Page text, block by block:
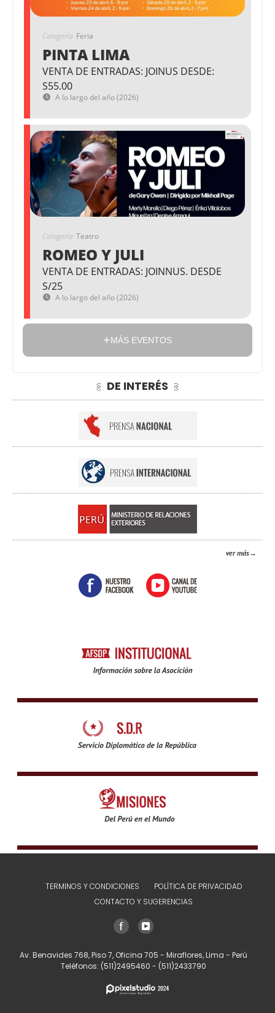
Categoría Feria
PINTA LIMA
VENTA DE ENTRADAS: JOINUS DESDE:
S55.00
A lo largo del año (2026)
Categoría Teatro
ROMEO Y JULI
VENTA DE ENTRADAS: JOINNUS. DESDE
S/25
A lo largo del año (2026)
MÁS EVENTOS
DE INTERÉS
ver más
TERMINOS Y CONDICIONES
POLÍTICA DE PRIVACIDAD
CONTACTO Y SUGERENCIAS
Av. Benavides 768, Piso 7, Oficina 705 - Miraflores, Lima - Perú
Teléfonos: (511)2495460 - (511)2433790